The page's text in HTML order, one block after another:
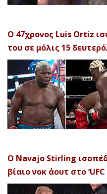
Ο 47χρονος Luis Ortiz
του σε μόλις 15
Ο Navajo Stirling
βίαιο νοκ άουτ στο